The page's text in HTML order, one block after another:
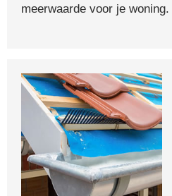
meerwaarde voor je woning.